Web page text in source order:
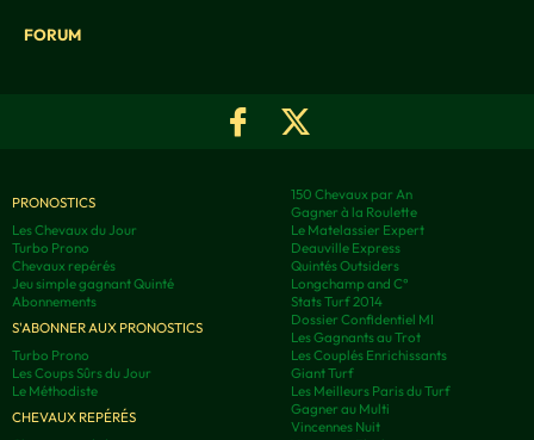
FORUM
PRONOSTICS
Les Chevaux du Jour
Turbo Prono
Chevaux repérés
Jeu simple gagnant Quinté
Abonnements
S'ABONNER AUX PRONOSTICS
Turbo Prono
Les Coups Sûrs du Jour
Le Méthodiste
CHEVAUX REPÉRÉS
150 Chevaux par An
Gagner à la Roulette
Le Matelassier Expert
Deauville Express
Quintés Outsiders
Longchamp and C°
Stats Turf 2014
Dossier Confidentiel MI
Les Gagnants au Trot
Les Couplés Enrichissants
Giant Turf
Les Meilleurs Paris du Turf
Gagner au Multi
Vincennes Nuit